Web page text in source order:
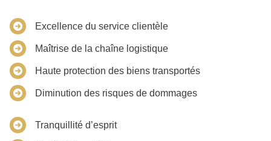
Excellence du service clientèle
Maîtrise de la chaîne logistique
Haute protection des biens transportés
Diminution des risques de dommages
Tranquillité d’esprit